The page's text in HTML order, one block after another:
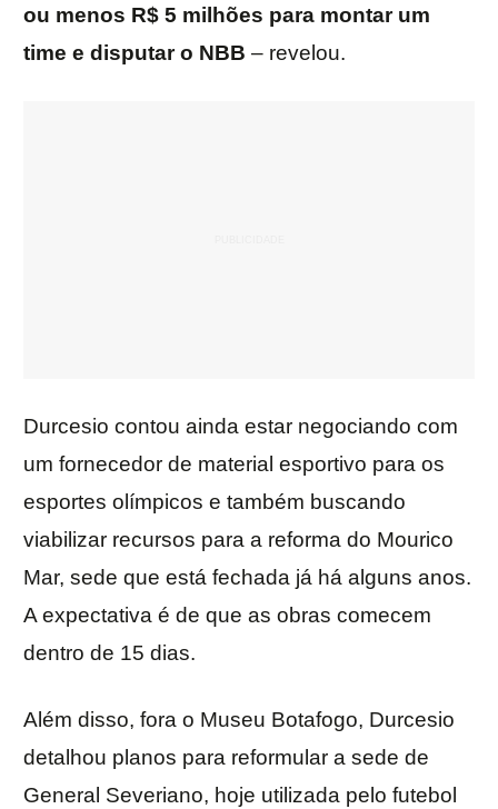
ou menos R$ 5 milhões para montar um
time e disputar o NBB – revelou.
Durcesio contou ainda estar negociando com
um fornecedor de material esportivo para os
esportes olímpicos e também buscando
viabilizar recursos para a reforma do Mourico
Mar, sede que está fechada já há alguns anos.
A expectativa é de que as obras comecem
dentro de 15 dias.
Além disso, fora o Museu Botafogo, Durcesio
detalhou planos para reformular a sede de
General Severiano, hoje utilizada pelo futebol